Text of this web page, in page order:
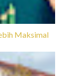
Maksimal